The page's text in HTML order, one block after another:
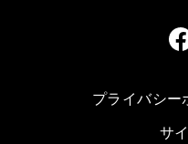
プライバシー
サ